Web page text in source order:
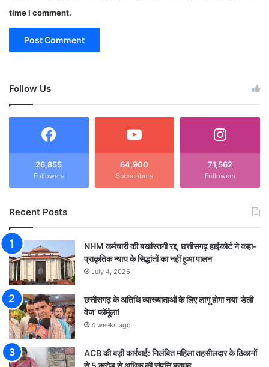
time I comment.
Follow Us
26,855
Followers
64,900
Subscribers
71,562
Followers
Recent Posts
NHM कर्मचारी की बर्खास्तगी रद्द, छत्तीसगढ़ हाईकोर्ट ने कहा-
प्राकृतिक न्याय के सिद्धांतों का नहीं हुआ पालन
July 4, 2026
छत्तीसगढ़ के अतिथि व्याख्याताओं के लिए लागू होगा नया ‘डेली
वेज’ फॉर्मूला!
4 weeks ago
ACB की बड़ी कार्रवाई: निलंबित महिला तहसीलदार के ठिकानों